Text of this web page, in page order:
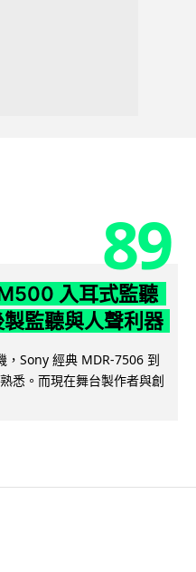
89
入耳式監聽
監聽與人聲利器
，Sony 經典 MDR-7506 到
悉。而現在舞台製作者與創